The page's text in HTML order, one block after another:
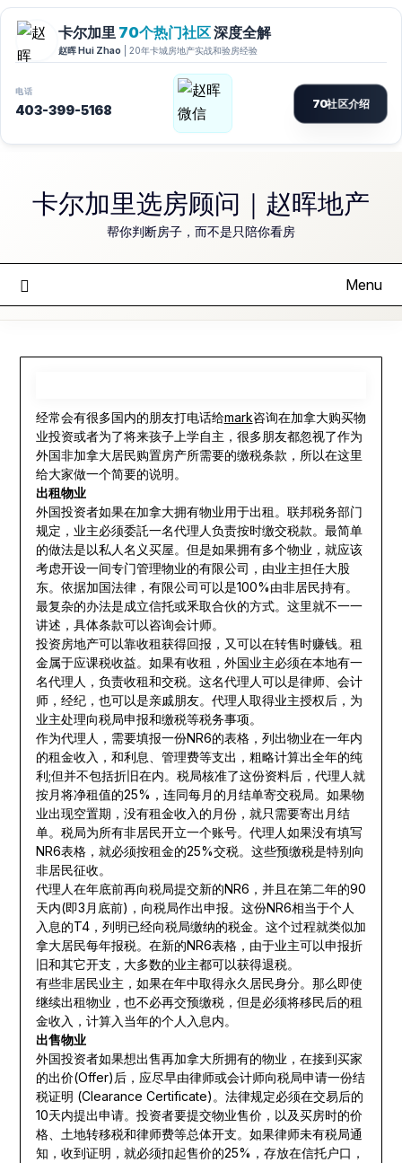
content卡尔加里选房顾问｜赵晖地产
帮你判断房子，而不是只陪你看房
Menu
经常会有很多国内的朋友打电话给mark咨询在加拿大购买物
业投资或者为了将来孩子上学自主，很多朋友都忽视了作为
外国非加拿大居民购置房产所需要的缴税条款，所以在这里
给大家做一个简要的说明。
出租物业
外国投资者如果在加拿大拥有物业用于出租。联邦税务部门
规定，业主必须委託一名代理人负责按时缴交税款。最简单
的做法是以私人名义买屋。但是如果拥有多个物业，就应该
考虑开设一间专门管理物业的有限公司，由业主担任大股
东。依据加国法律，有限公司可以是100%由非居民持有。
最复杂的办法是成立信托或釆取合伙的方式。这里就不一一
讲述，具体条款可以咨询会计师。
投资房地产可以靠收租获得回报，又可以在转售时赚钱。租
金属于应课税收益。如果有收租，外国业主必须在本地有一
名代理人，负责收租和交税。这名代理人可以是律师、会计
师，经纪，也可以是亲戚朋友。代理人取得业主授权后，为
业主处理向税局申报和缴税等税务事项。
作为代理人，需要填报一份NR6的表格，列出物业在一年内
的租金收入，和利息、管理费等支出，粗略计算出全年的纯
利;但并不包括折旧在内。税局核准了这份资料后，代理人就
按月将净租值的25%，连同每月的月结单寄交税局。如果物
业出现空置期，没有租金收入的月份，就只需要寄出月结
单。税局为所有非居民开立一个账号。代理人如果没有填写
NR6表格，就必须按租金的25%交税。这些预缴税是特别向
非居民征收。
代理人在年底前再向税局提交新的NR6，并且在第二年的90
天内(即3月底前)，向税局作出申报。这份NR6相当于个人
入息的T4，列明已经向税局缴纳的税金。这个过程就类似加
拿大居民每年报税。在新的NR6表格，由于业主可以申报折
旧和其它开支，大多数的业主都可以获得退税。
有些非居民业主，如果在年中取得永久居民身分。那么即使
继续出租物业，也不必再交预缴税，但是必须将移民后的租
金收入，计算入当年的个人入息内。
出售物业
外国投资者如果想出售再加拿大所拥有的物业，在接到买家
的出价(Offer)后，应尽早由律师或会计师向税局申请一份结
税证明 (Clearance Certificate)。法律规定必须在交易后的
10天内提出申请。投资者要提交物业售价，以及买房时的价
格、土地转移税和律师费等总体开支。如果律师未有税局通
知，收到证明，就必须扣起售价的25%，存放在信托户口，